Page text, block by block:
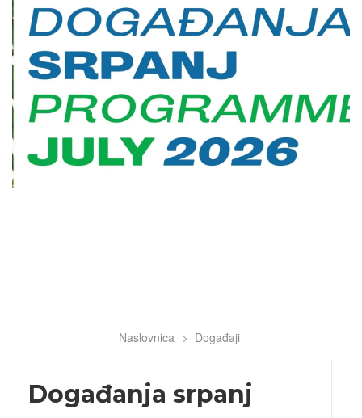
BreadcrumbNaslovnica Događaji
Događanja srpanj